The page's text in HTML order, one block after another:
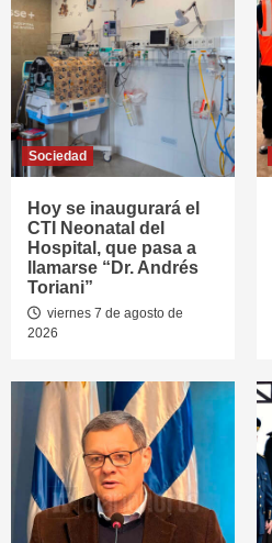
Sociedad
Hoy se inaugurará el
CTI Neonatal del
Hospital, que pasa a
llamarse “Dr. Andrés
Toriani”
viernes 7 de agosto de
2026